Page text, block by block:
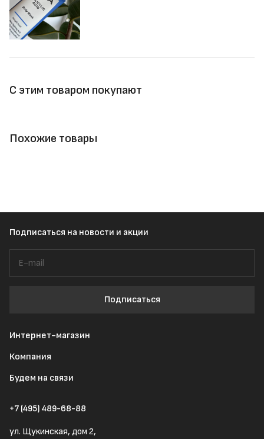
С этим товаром покупают
Похожие товары
Подписаться на новости и акции
Подписаться
Интернет-магазин
Компания
Будем на связи
+7 (495) 489-68-88
ул. Щукинская, дом 2,